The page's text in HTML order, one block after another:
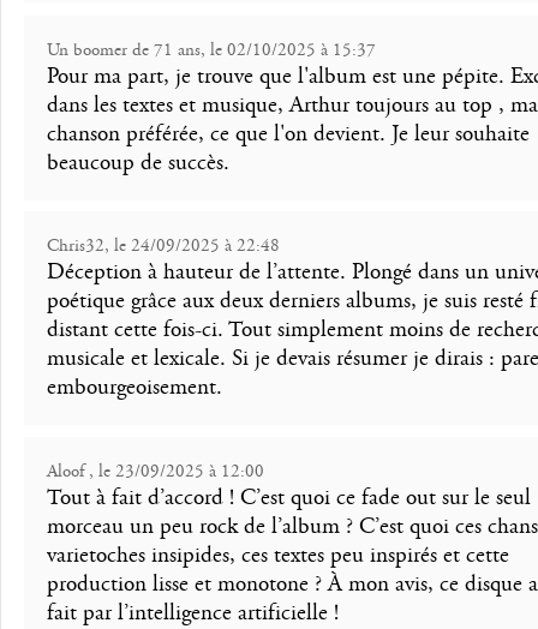
Un boomer de 71 ans, le 02/10/2025 à 15:37
Pour ma part, je trouve que l'album est une pépite.
dans les textes et musique, Arthur toujours au top , ma
chanson préférée, ce que l'on devient. Je leur souhaite
beaucoup de succès.
Chris32, le 24/09/2025 à 22:48
Déception à hauteur de l’attente. Plongé dans un
poétique grâce aux deux derniers albums, je suis resté
distant cette fois-ci. Tout simplement moins de
musicale et lexicale. Si je devais résumer je dirais :
embourgeoisement.
Aloof , le 23/09/2025 à 12:00
Tout à fait d’accord ! C’est quoi ce fade out sur le seul
morceau un peu rock de l’album ? C’est quoi ces
varietoches insipides, ces textes peu inspirés et cette
production lisse et monotone ? À mon avis, ce disque
fait par l’intelligence artificielle !